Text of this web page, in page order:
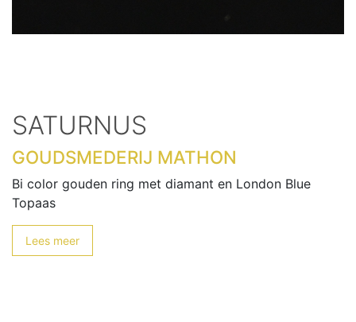
SATURNUS
GOUDSMEDERIJ MATHON
Bi color gouden ring met diamant en London Blue
Topaas
Lees meer